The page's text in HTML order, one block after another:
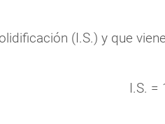
(I.S.) y que
I.S. =